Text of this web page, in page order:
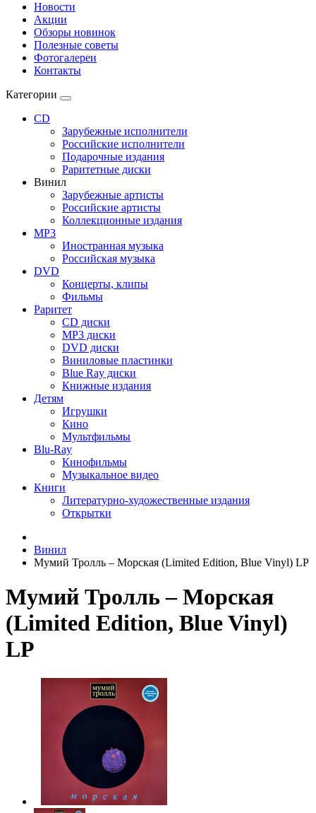
Новости
Акции
Обзоры новинок
Полезные советы
Фотогалереи
Контакты
Категории
CD
Зарубежные исполнители
Российские исполнители
Подарочные издания
Раритетные диски
Винил
Зарубежные артисты
Российские артисты
Коллекционные издания
MP3
Иностранная музыка
Российская музыка
DVD
Концерты, клипы
Фильмы
Раритет
CD диски
MP3 диски
DVD диски
Виниловые пластинки
Blue Ray диски
Книжные издания
Детям
Игрушки
Кино
Мультфильмы
Blu-Ray
Кинофильмы
Музыкальное видео
Книги
Литературно-художественные издания
Открытки
Винил
Мумий Тролль ‎– Морская (Limited Edition, Blue Vinyl) LP
Мумий Тролль ‎– Морская
(Limited Edition, Blue Vinyl)
LP